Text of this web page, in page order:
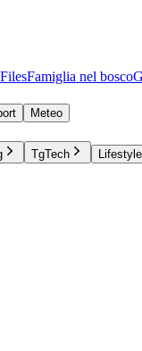
Famiglia nel bosco
Meteo
TgTech Lifestyle